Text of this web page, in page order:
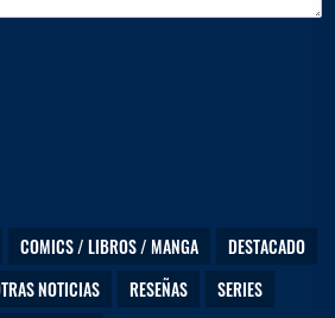
COMICS / LIBROS / MANGA
DESTACADO
OTRAS NOTICIAS RESEÑAS
SERIES